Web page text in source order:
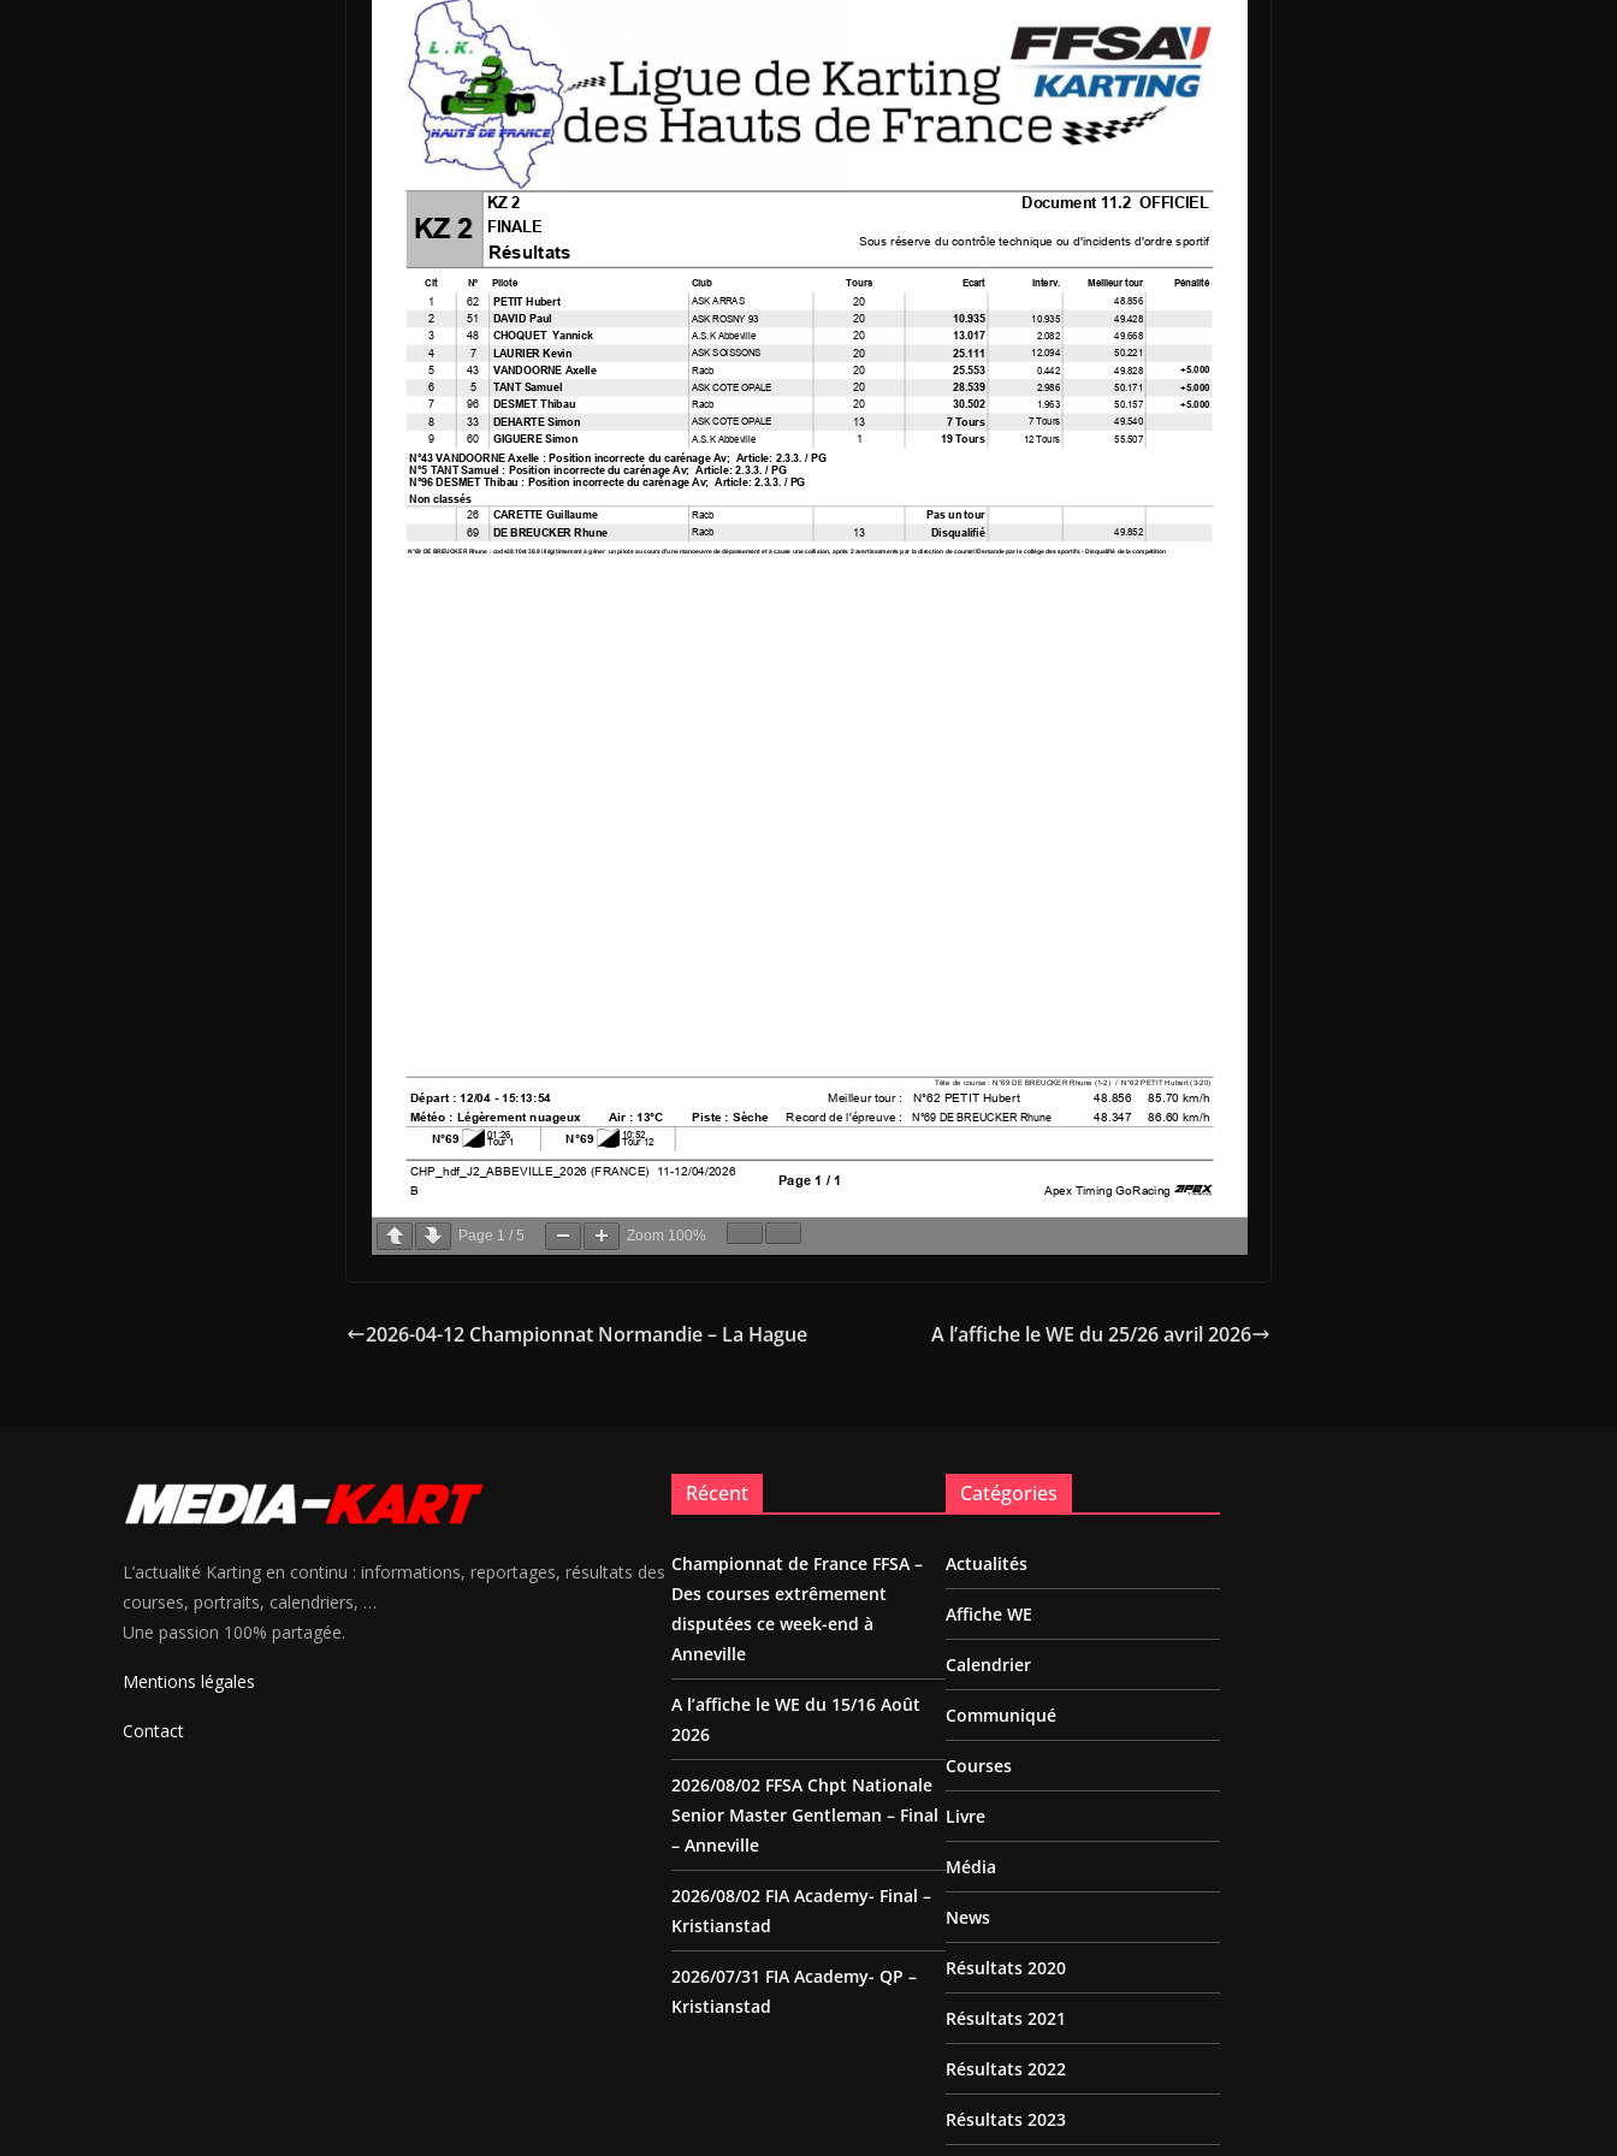
Page 1 / 5 Zoom 100%
2026-04-12 Championnat Normandie – La Hague A l’affiche le WE du 25/26 avril 2026
L’actualité Karting en continu : informations, reportages, résultats des
courses, portraits, calendriers, …
Une passion 100% partagée.
Mentions légales
Contact
Récent
Championnat de France FFSA –
Des courses extrêmement
disputées ce week-end à
Anneville
A l’affiche le WE du 15/16 Août
2026
2026/08/02 FFSA Chpt Nationale
Senior Master Gentleman – Final
– Anneville
2026/08/02 FIA Academy- Final –
Kristianstad
2026/07/31 FIA Academy- QP –
Kristianstad
Catégories
Actualités
Affiche WE
Calendrier
Communiqué
Courses
Livre
Média
News
Résultats 2020
Résultats 2021
Résultats 2022
Résultats 2023